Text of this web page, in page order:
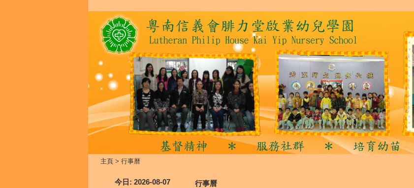
主頁> 行事曆
今日 : 2026-08-07 行事曆